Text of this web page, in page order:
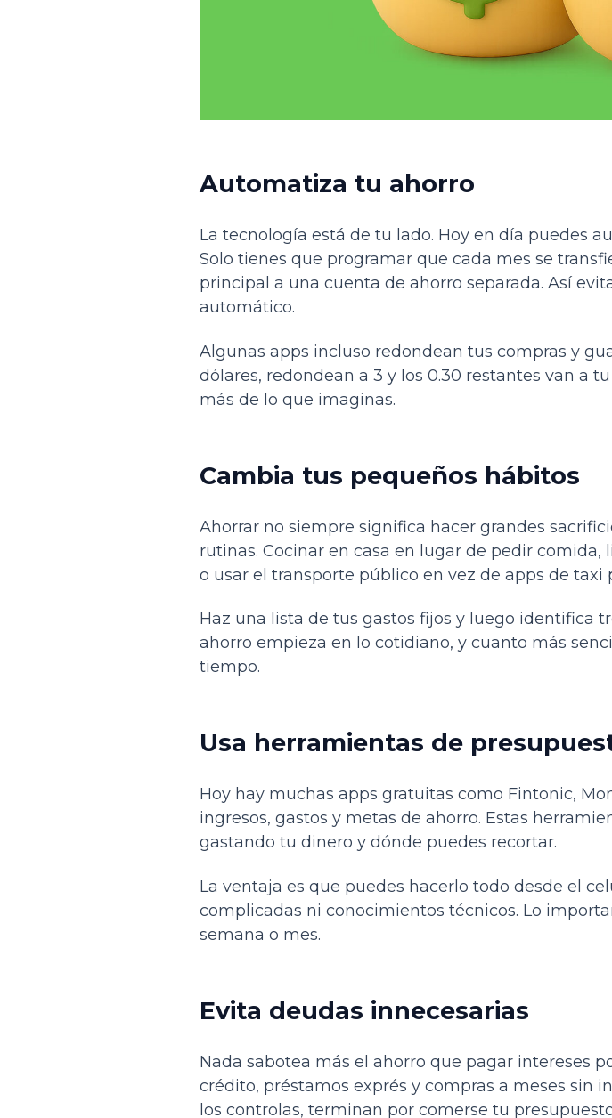
Automatiza tu ahorro
La tecnología está de tu lado. Hoy en día puedes
Solo tienes que programar que cada mes se
principal a una cuenta de ahorro separada. Así
automático.
Algunas apps incluso redondean tus compras y
dólares, redondean a 3 y los 0.30 restantes van a
más de lo que imaginas.
Cambia tus pequeños hábitos
Ahorrar no siempre significa hacer grandes
rutinas. Cocinar en casa en lugar de pedir
o usar el transporte público en vez de apps de
Haz una lista de tus gastos fijos y luego identifica
ahorro empieza en lo cotidiano, y cuanto más
tiempo.
Usa herramientas de
Hoy hay muchas apps gratuitas como Fintonic,
ingresos, gastos y metas de ahorro. Estas
gastando tu dinero y dónde puedes recortar.
La ventaja es que puedes hacerlo todo desde el
complicadas ni conocimientos técnicos. Lo
semana o mes.
Evita deudas innecesarias
Nada sabotea más el ahorro que pagar intereses
crédito, préstamos exprés y compras a meses sin
los controlas, terminan por comerse tu